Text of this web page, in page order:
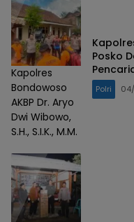
Kapolres
Bondowoso
AKBP Dr. Aryo
Dwi Wibowo,
S.H., S.I.K., M.M.
Posko
Polri